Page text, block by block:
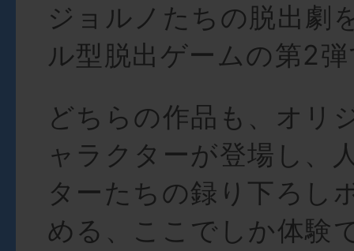
ジョルノたちの脱出劇
ル型脱出ゲームの第2
どちらの作品も、オリ
ャラクターが登場し、
ターたちの録り下ろし
める、ここでしか体験